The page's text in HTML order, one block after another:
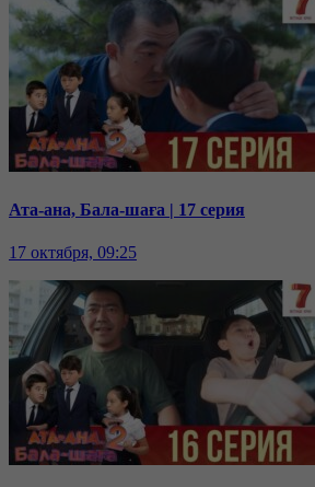
Ата-ана, Бала-шаға | 17 серия
17 октября, 09:25